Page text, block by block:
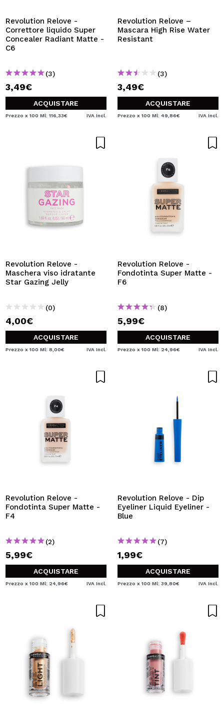
Revolution Relove -
Correttore liquido Super
Concealer Radiant Matte -
C6
(3)
3,49€
ACQUISTARE
Prezzo x 100 Ml: 116,33€ IVA Incl.
Revolution Relove –
Mascara High Rise Water
Resistant
(3)
3,49€
ACQUISTARE
Prezzo x 100 Ml: 49,86€ IVA Incl.
Revolution Relove -
Maschera viso idratante
Star Gazing Jelly
(0)
4,00€
ACQUISTARE
Prezzo x 100 Ml: 8,00€ IVA Incl.
Revolution Relove -
Fondotinta Super Matte -
F6
(8)
5,99€
ACQUISTARE
Prezzo x 100 Ml: 24,96€ IVA Incl.
Revolution Relove -
Fondotinta Super Matte -
F4
(2)
5,99€
ACQUISTARE
Prezzo x 100 Ml: 24,96€ IVA Incl.
Revolution Relove - Dip
Eyeliner Liquid Eyeliner -
Blue
(7)
1,99€
ACQUISTARE
Prezzo x 100 Ml: 39,80€ IVA Incl.